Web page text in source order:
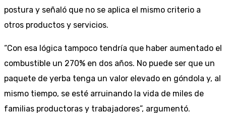
postura y señaló que no se aplica el mismo criterio a
otros productos y servicios.
“Con esa lógica tampoco tendría que haber aumentado el
combustible un 270% en dos años. No puede ser que un
paquete de yerba tenga un valor elevado en góndola y, al
mismo tiempo, se esté arruinando la vida de miles de
familias productoras y trabajadores”, argumentó.